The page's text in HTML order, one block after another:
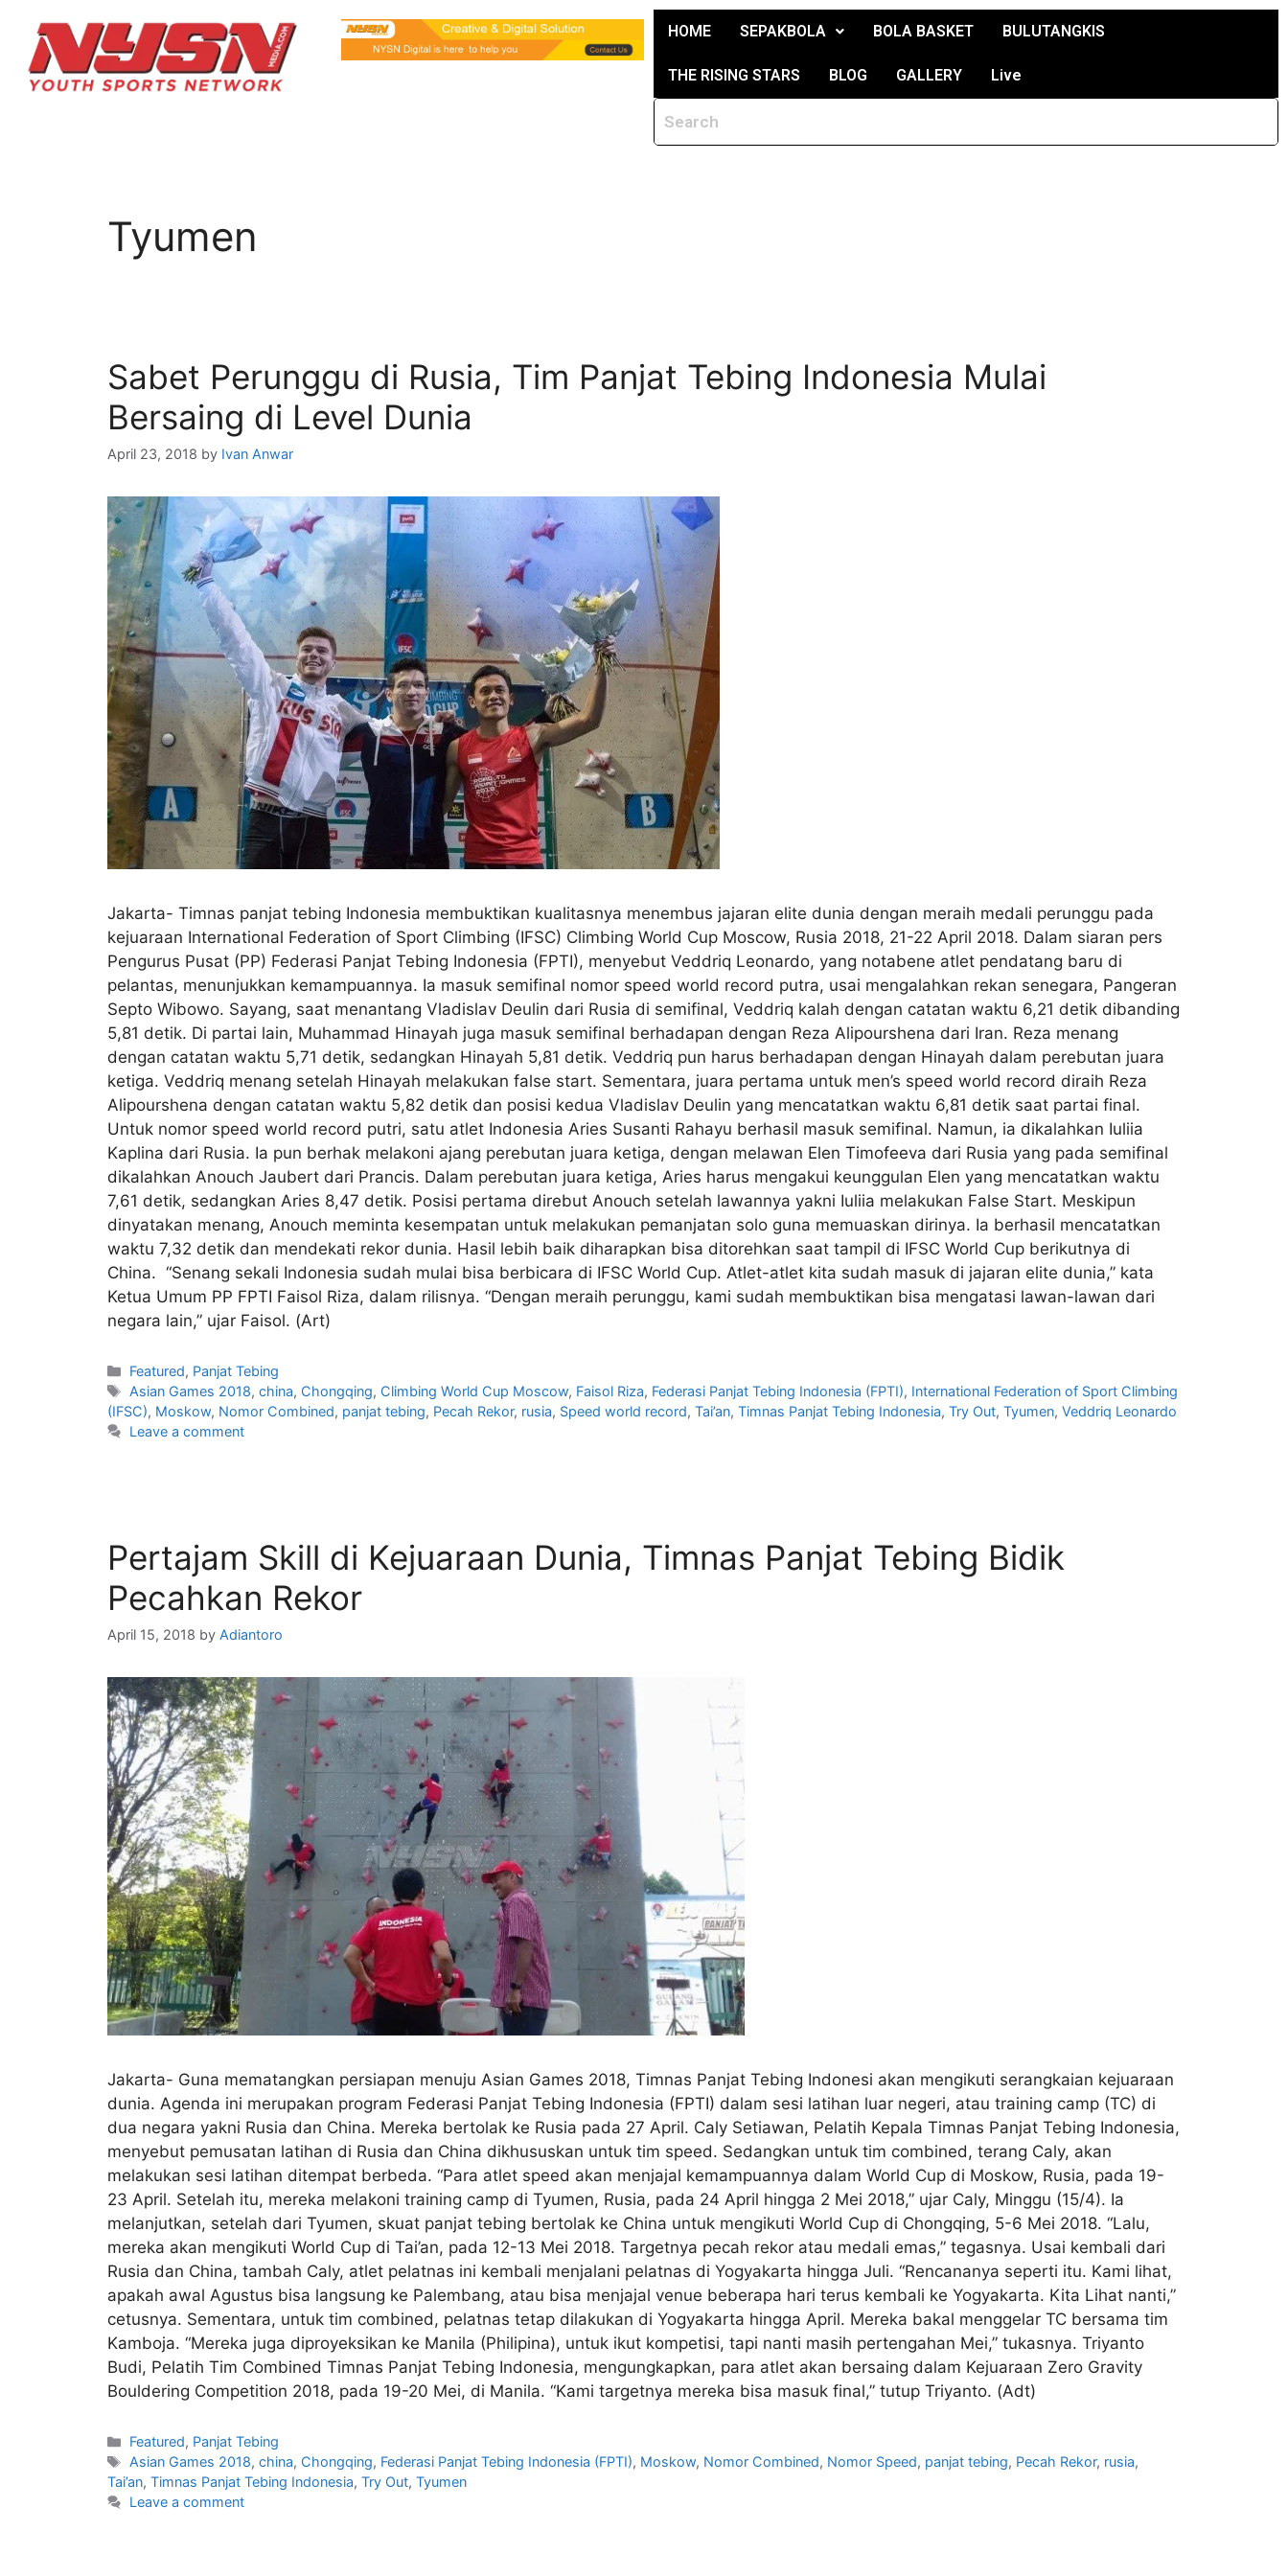
HOME SEPAKBOLA BOLA BASKET BULUTANGKIS
THE RISING STARS BLOG GALLERY Live
Tyumen
Sabet Perunggu di Rusia, Tim Panjat Tebing Indonesia Mulai
Bersaing di Level Dunia
April 23, 2018 by Ivan Anwar
Jakarta- Timnas panjat tebing Indonesia membuktikan kualitasnya menembus jajaran elite dunia dengan meraih medali perunggu pada
kejuaraan International Federation of Sport Climbing (IFSC) Climbing World Cup Moscow, Rusia 2018, 21-22 April 2018. Dalam siaran pers
Pengurus Pusat (PP) Federasi Panjat Tebing Indonesia (FPTI), menyebut Veddriq Leonardo, yang notabene atlet pendatang baru di
pelantas, menunjukkan kemampuannya. Ia masuk semifinal nomor speed world record putra, usai mengalahkan rekan senegara, Pangeran
Septo Wibowo. Sayang, saat menantang Vladislav Deulin dari Rusia di semifinal, Veddriq kalah dengan catatan waktu 6,21 detik dibanding
5,81 detik. Di partai lain, Muhammad Hinayah juga masuk semifinal berhadapan dengan Reza Alipourshena dari Iran. Reza menang
dengan catatan waktu 5,71 detik, sedangkan Hinayah 5,81 detik. Veddriq pun harus berhadapan dengan Hinayah dalam perebutan juara
ketiga. Veddriq menang setelah Hinayah melakukan false start. Sementara, juara pertama untuk men’s speed world record diraih Reza
Alipourshena dengan catatan waktu 5,82 detik dan posisi kedua Vladislav Deulin yang mencatatkan waktu 6,81 detik saat partai final.
Untuk nomor speed world record putri, satu atlet Indonesia Aries Susanti Rahayu berhasil masuk semifinal. Namun, ia dikalahkan Iuliia
Kaplina dari Rusia. Ia pun berhak melakoni ajang perebutan juara ketiga, dengan melawan Elen Timofeeva dari Rusia yang pada semifinal
dikalahkan Anouch Jaubert dari Prancis. Dalam perebutan juara ketiga, Aries harus mengakui keunggulan Elen yang mencatatkan waktu
7,61 detik, sedangkan Aries 8,47 detik. Posisi pertama direbut Anouch setelah lawannya yakni Iuliia melakukan False Start. Meskipun
dinyatakan menang, Anouch meminta kesempatan untuk melakukan pemanjatan solo guna memuaskan dirinya. Ia berhasil mencatatkan
waktu 7,32 detik dan mendekati rekor dunia. Hasil lebih baik diharapkan bisa ditorehkan saat tampil di IFSC World Cup berikutnya di
China. “Senang sekali Indonesia sudah mulai bisa berbicara di IFSC World Cup. Atlet-atlet kita sudah masuk di jajaran elite dunia,” kata
Ketua Umum PP FPTI Faisol Riza, dalam rilisnya. “Dengan meraih perunggu, kami sudah membuktikan bisa mengatasi lawan-lawan dari
negara lain,” ujar Faisol. (Art)
Featured, Panjat Tebing
Asian Games 2018,china, Chongqing, Climbing World Cup Moscow, Faisol Riza, Federasi Panjat Tebing Indonesia (FPTI), International Federation of Sport Climbing
(IFSC), Moskow, Nomor Combined, panjat tebing, Pecah Rekor, rusia, Speed world record, Tai’an, Timnas Panjat Tebing Indonesia, Try Out, Tyumen, Veddriq Leonardo
Leave a comment
Pertajam Skill di Kejuaraan Dunia, Timnas Panjat Tebing Bidik
Pecahkan Rekor
April 15, 2018 by Adiantoro
Jakarta- Guna mematangkan persiapan menuju Asian Games 2018, Timnas Panjat Tebing Indonesi akan mengikuti serangkaian kejuaraan
dunia. Agenda ini merupakan program Federasi Panjat Tebing Indonesia (FPTI) dalam sesi latihan luar negeri, atau training camp (TC) di
dua negara yakni Rusia dan China. Mereka bertolak ke Rusia pada 27 April. Caly Setiawan, Pelatih Kepala Timnas Panjat Tebing Indonesia,
menyebut pemusatan latihan di Rusia dan China dikhususkan untuk tim speed. Sedangkan untuk tim combined, terang Caly, akan
melakukan sesi latihan ditempat berbeda. “Para atlet speed akan menjajal kemampuannya dalam World Cup di Moskow, Rusia, pada 19-
23 April. Setelah itu, mereka melakoni training camp di Tyumen, Rusia, pada 24 April hingga 2 Mei 2018,” ujar Caly, Minggu (15/4). Ia
melanjutkan, setelah dari Tyumen, skuat panjat tebing bertolak ke China untuk mengikuti World Cup di Chongqing, 5-6 Mei 2018. “Lalu,
mereka akan mengikuti World Cup di Tai’an, pada 12-13 Mei 2018. Targetnya pecah rekor atau medali emas,” tegasnya. Usai kembali dari
Rusia dan China, tambah Caly, atlet pelatnas ini kembali menjalani pelatnas di Yogyakarta hingga Juli. “Rencananya seperti itu. Kami lihat,
apakah awal Agustus bisa langsung ke Palembang, atau bisa menjajal venue beberapa hari terus kembali ke Yogyakarta. Kita Lihat nanti,”
cetusnya. Sementara, untuk tim combined, pelatnas tetap dilakukan di Yogyakarta hingga April. Mereka bakal menggelar TC bersama tim
Kamboja. “Mereka juga diproyeksikan ke Manila (Philipina), untuk ikut kompetisi, tapi nanti masih pertengahan Mei,” tukasnya. Triyanto
Budi, Pelatih Tim Combined Timnas Panjat Tebing Indonesia, mengungkapkan, para atlet akan bersaing dalam Kejuaraan Zero Gravity
Bouldering Competition 2018, pada 19-20 Mei, di Manila. “Kami targetnya mereka bisa masuk final,” tutup Triyanto. (Adt)
Featured, Panjat Tebing
Asian Games 2018,china, Chongqing, Federasi Panjat Tebing Indonesia (FPTI), Moskow, Nomor Combined, Nomor Speed, panjat tebing, Pecah Rekor, rusia,
Tai’an, Timnas Panjat Tebing Indonesia, Try Out, Tyumen
Leave a comment